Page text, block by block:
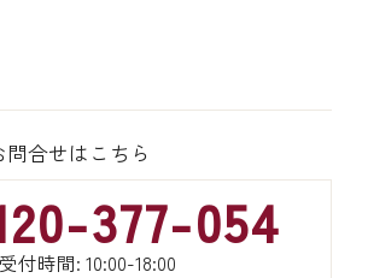
合せはこちら
377-054
受付時間: 10:00-18:00